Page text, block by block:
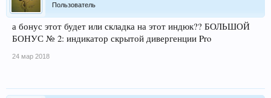
Пользователь
а бонус этот будет или складка на этот индюк?? БОЛЬШОЙ
БОНУС № 2: индикатор скрытой дивергенции Pro
24 мар 2018